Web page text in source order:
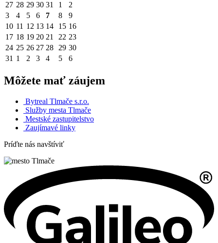
27 28 29 30 31 1
2
3
4 5 6 7 8
9
10 11 12 13 14 15 16
17 18 19 20 21 22 23
24 25 26 27 28 29 30
31 1 2 3 4 5 6
Môžete mať záujem
Bytreal Tlmače s.r.o.
Služby mesta Tlmače
Mestské zastupitelstvo
Zaujímavé linky
Príďte nás navštíviť